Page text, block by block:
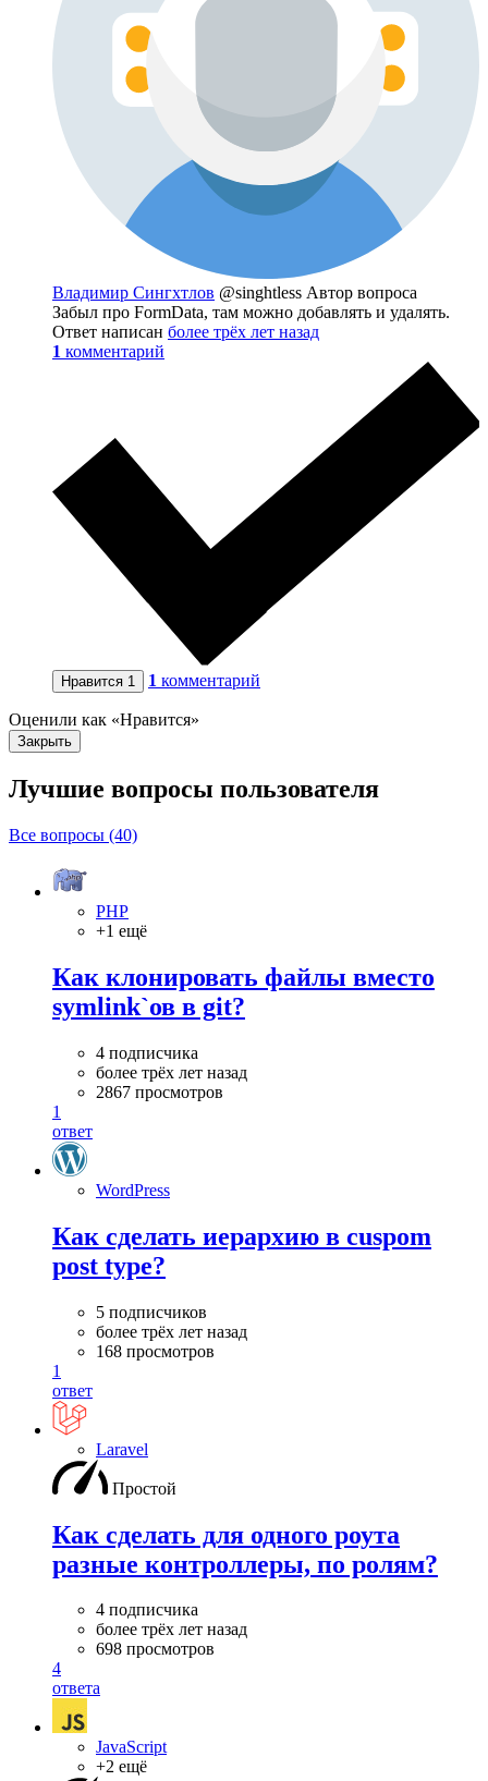
Владимир Сингхтлов @singhtless Автор вопроса
Забыл про FormData, там можно добавлять и удалять.
Ответ написан более трёх лет назад
1 комментарий
Нравится 1 1 комментарий
Оценили как «Нравится»
Закрыть
Лучшие вопросы пользователя
Все вопросы (40)
PHP
+1 ещё
Как клонировать файлы вместо
symlink`ов в git?
4 подписчика
более трёх лет назад
2867 просмотров
1
ответ
WordPress
Как сделать иерархию в cuspom
post type?
5 подписчиков
более трёх лет назад
168 просмотров
1
ответ
Laravel
Простой
Как сделать для одного роута
разные контроллеры, по ролям?
4 подписчика
более трёх лет назад
698 просмотров
4
ответа
JavaScript
+2 ещё